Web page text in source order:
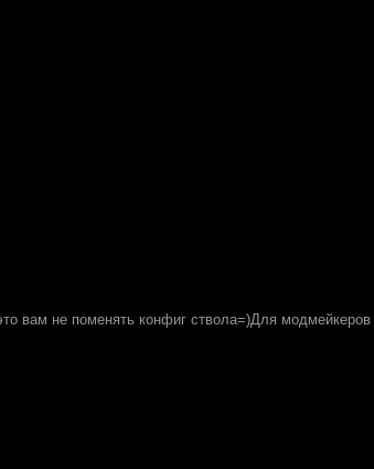
вам не поменять конфиг ствола=)Для модмейкеров